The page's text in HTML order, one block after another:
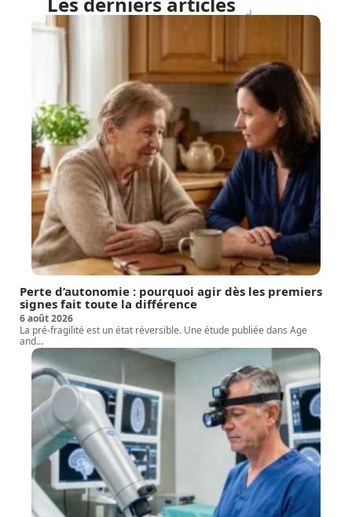
Perte d’autonomie : pourquoi agir dès les premiers
signes fait toute la différence
6 août 2026
La pré-fragilité est un état réversible. Une étude publiée dans Age
and…